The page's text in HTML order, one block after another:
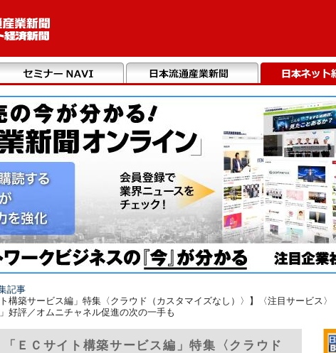
記事
構築サービス編」特集〈クラウド（カスタマイズなし）〉】〈注目サービス
好評／オムニチャネル促進の次の一手も
ＥＣサイト構築サービス編」特集〈クラウド